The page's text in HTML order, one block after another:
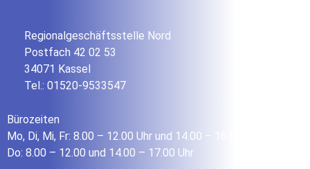
Regionalgeschäftsstelle Nord
Postfach 42 02 53
34071 Kassel
Tel.: 01520-9533547
Bürozeiten
Mo, Di, Mi, Fr: 8.00 – 12.00 Uhr und 14.00 – 16.00 Uhr
Do: 8.00 – 12.00 und 14.00 – 17.00 Uhr